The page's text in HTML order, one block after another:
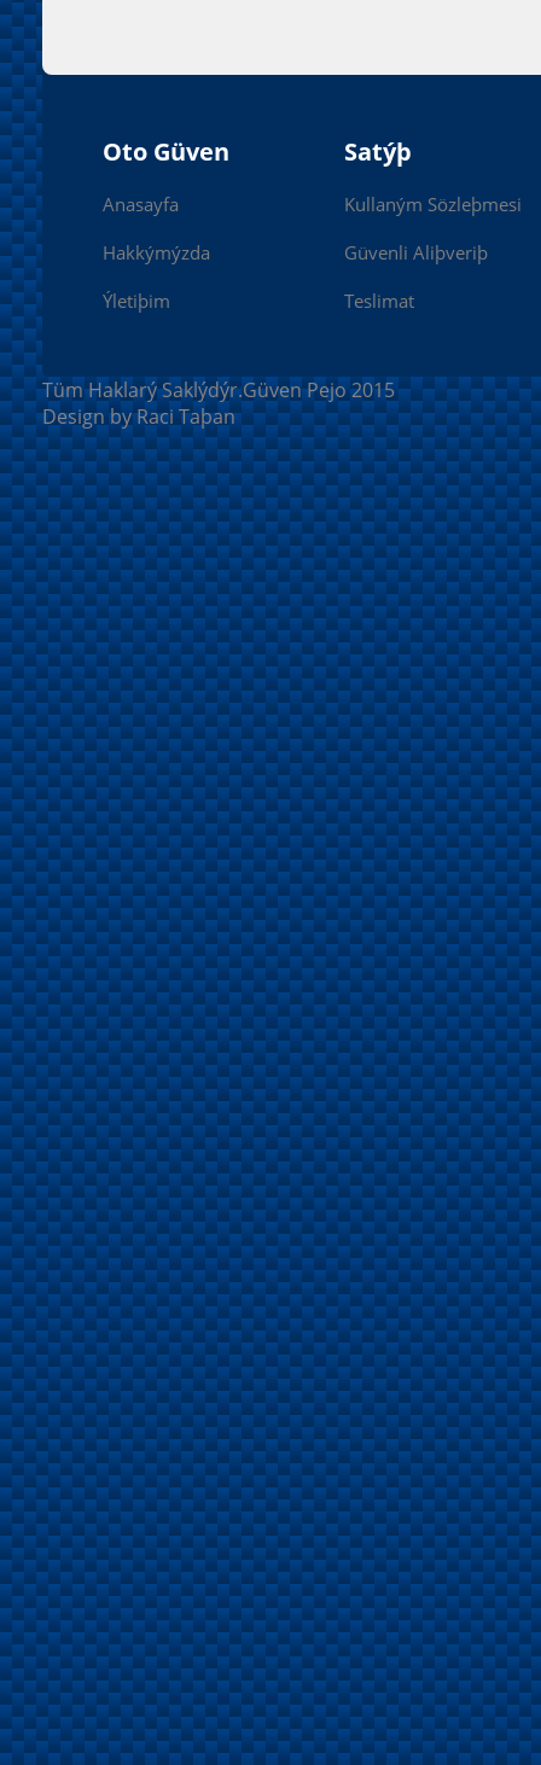
Oto Güven
Anasayfa
Hakkýmýzda
Ýletiþim
Satýþ
Kullaným Sözleþmesi
Güvenli Aliþveriþ
Teslimat
Tüm Haklarý Saklýdýr.Güven Pejo 2015
Design by Raci Taþan